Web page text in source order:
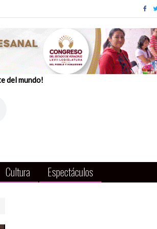
del mundo!
Cultura Espectáculos